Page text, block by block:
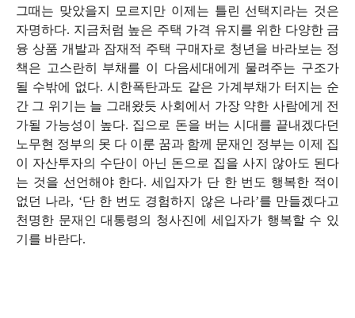
그때는 맞았을지 모르지만 이제는 틀린 선택지라는 것은
자명하다. 지금처럼 높은 주택 가격 유지를 위한 다양한 금
융 상품 개발과 잠재적 주택 구매자로 청년을 바라보는 정
책은 고스란히 부채를 이 다음세대에게 물려주는 구조가
될 수밖에 없다.시한폭탄과도 같은 가계부채가 터지는 순
간 그 위기는 늘 그래왔듯 사회에서 가장 약한 사람에게 전
가될 가능성이 높다. 집으로 돈을 버는 시대를 끝내겠다던
노무현 정부의 못 다 이룬 꿈과 함께 문재인 정부는 이제 집
이 자산투자의 수단이 아닌 돈으로 집을 사지 않아도 된다
는 것을 선언해야 한다.세입자가 단 한 번도 행복한 적이
없던 나라, ‘단 한 번도 경험하지 않은 나라’를 만들겠다고
천명한 문재인 대통령의 청사진에 세입자가 행복할 수 있
기를 바란다.